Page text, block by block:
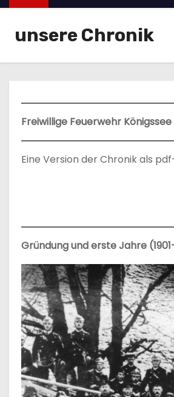
unsere Chronik
Freiwillige Feuerwehr
Eine Version der Chronik als
Gründung und erste Jahre